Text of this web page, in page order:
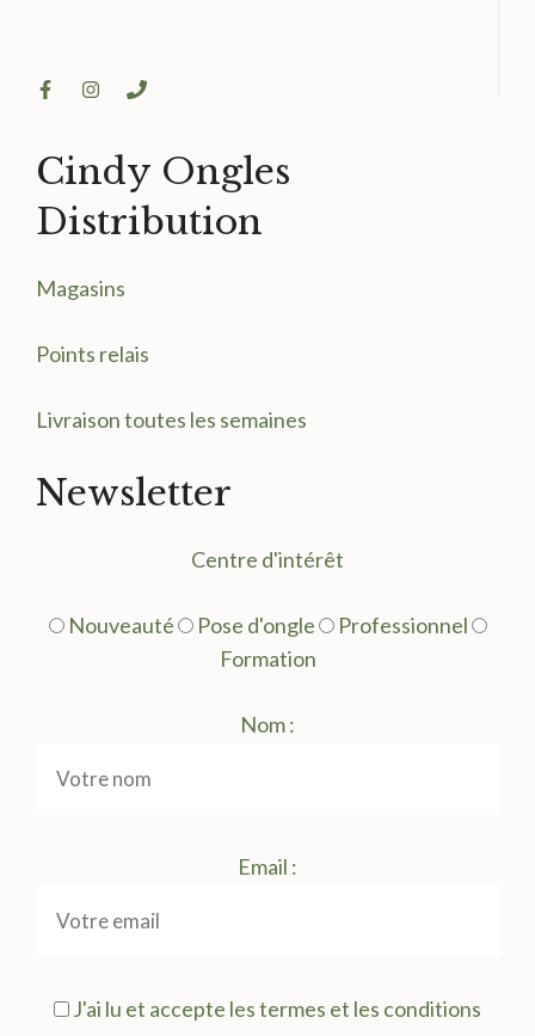
Cindy Ongles
Distribution
Magasins
Points relais
Livraison toutes les semaines
Newsletter
Centre d'intérêt
Nouveauté Pose d'ongle
Professionnel
Formation
Nom :
Email :
J'ai lu et accepte les termes et les conditions